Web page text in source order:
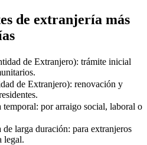
de extranjería más
de Extranjero): trámite inicial
de Extranjero): renovación y
temporal: por arraigo social, laboral o
de larga duración: para extranjeros
legal.